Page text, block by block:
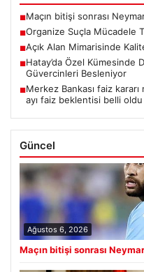
■Maçın bitişi sonrası
■Organize Suçla Mücadele
■Açık Alan Mimarisinde
■Hatay’da Özel Kümesinde
Güvercinleri Besleniyor
■Merkez Bankası faiz
ayı faiz beklentisi belli oldu
Güncel
Ağustos 6, 2026
Maçın bitişi sonrası